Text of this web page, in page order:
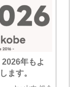
年もよ
ます。